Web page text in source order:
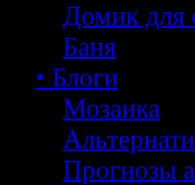
Домик для
Баня
• Блоги
Мозаика
Прогнозы